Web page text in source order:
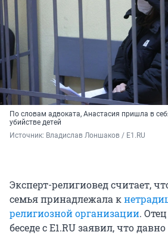
По словам адвоката, Анастасия пришла в
убийстве детей
Источник: Владислав Лоншаков / E1.RU
Эксперт-религиовед считает,
семья принадлежала к
религиозной организации.
беседе с E1.RU заявил, что